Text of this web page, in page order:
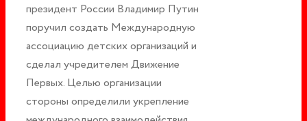
президент России Владимир Путин
поручил создать Международную
ассоциацию детских организаций и
сделал учредителем Движение
Первых. Целью организации
стороны определили укрепление